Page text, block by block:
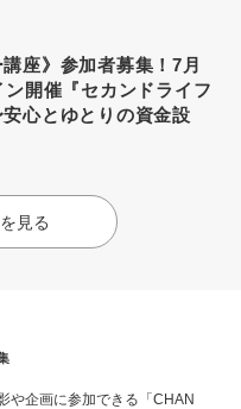
講座》参加者募集！7月
開催『セカンドライフ
心とゆとりの資金設
見る
や企画に参加できる「CHAN